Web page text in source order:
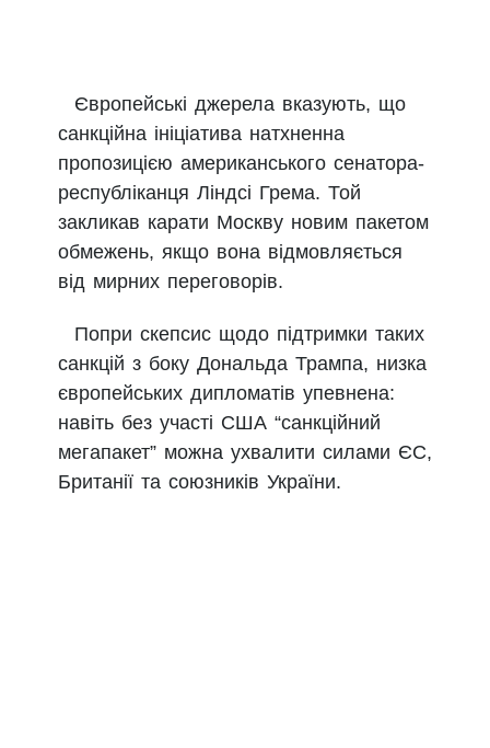
Європейські джерела вказують, що
санкційна ініціатива натхненна
пропозицією американського сенатора-
республіканця Ліндсі Грема. Той
закликав карати Москву новим пакетом
обмежень, якщо вона відмовляється
від мирних переговорів.
Попри скепсис щодо підтримки таких
санкцій з боку Дональда Трампа, низка
європейських дипломатів упевнена:
навіть без участі США “санкційний
мегапакет” можна ухвалити силами ЄС,
Британії та союзників України.